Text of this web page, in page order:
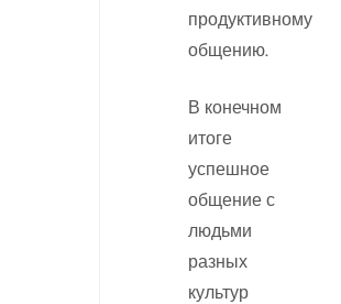
продуктивному
общению.
В конечном
итоге
успешное
общение с
людьми
разных
культур